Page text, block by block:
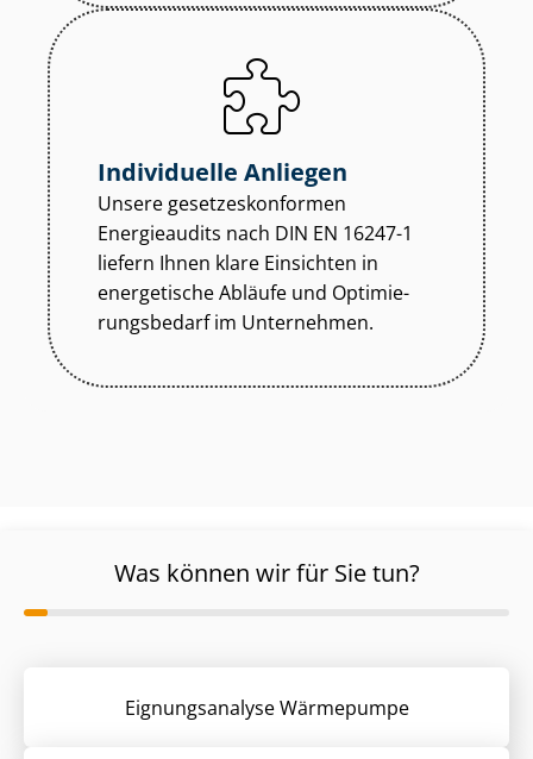
Individuelle Anliegen
Unsere ge­set­zes­kon­for­men
Energieaudits nach DIN EN 16247-1
liefern Ihnen klare Einsichten in
energetische Abläufe und Op­ti­mie­
rungs­be­darf im Unternehmen.
Was können wir für Sie tun?
Eignungsanalyse Wärmepumpe